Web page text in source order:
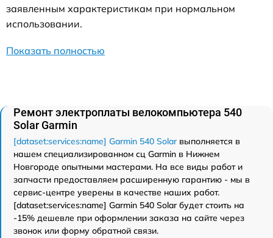
заявленным характеристикам при нормальном
использовании.
Показать полностью
Ремонт электроплаты велокомпьютера 540
Solar Garmin
[dataset:services:name] Garmin 540 Solarвыполняется в
нашем специализированном сц Garmin в Нижнем
Новгороде опытными мастерами. На все виды работ и
запчасти предоставляем расширенную гарантию - мы в
сервис-центре уверены в качестве наших работ.
[dataset:services:name] Garmin 540 Solar будет стоить на
-15% дешевле при оформлении заказа на сайте через
звонок или форму обратной связи.